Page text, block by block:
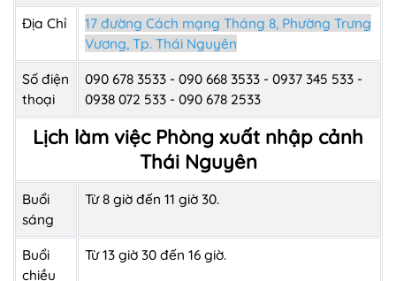
Địa Chỉ
17 đường Cách mạng Tháng 8, Phường Trưng
Vương, Tp. Thái Nguyên
Số điện
thoại
090 678 3533 - 090 668 3533 - 0937 345 533 -
0938 072 533 - 090 678 2533
Lịch làm việc Phòng xuất nhập cảnh
Thái Nguyên
Buổi
sáng
Từ 8 giờ đến 11 giờ 30.
Buổi
chiều
Từ 13 giờ 30 đến 16 giờ.